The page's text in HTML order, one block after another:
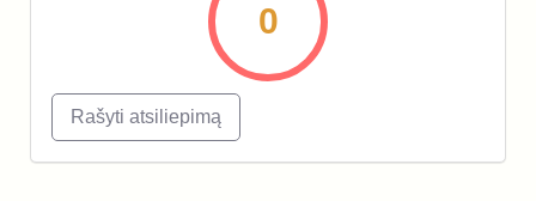
0
Rašyti atsiliepimą